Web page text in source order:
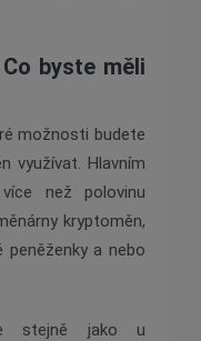
byste měli
možnosti budete
využívat. Hlavním
než polovinu
kryptoměn,
peněženky a nebo
stejně jako u